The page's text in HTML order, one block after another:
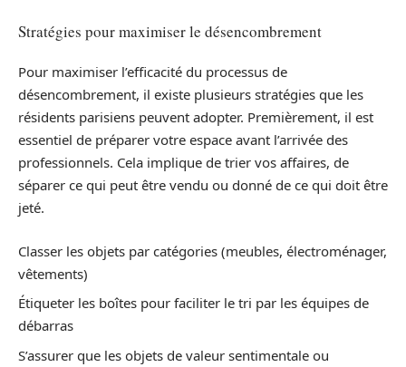
Stratégies pour maximiser le désencombrement
Pour maximiser l’efficacité du processus de
désencombrement, il existe plusieurs stratégies que les
résidents parisiens peuvent adopter. Premièrement, il est
essentiel de préparer votre espace avant l’arrivée des
professionnels. Cela implique de trier vos affaires, de
séparer ce qui peut être vendu ou donné de ce qui doit être
jeté.
Classer les objets par catégories (meubles, électroménager,
vêtements)
Étiqueter les boîtes pour faciliter le tri par les équipes de
débarras
S’assurer que les objets de valeur sentimentale ou